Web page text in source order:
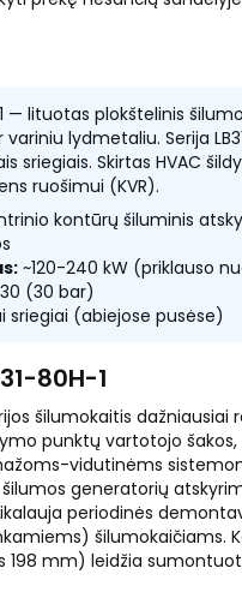
— lituotas plokštelinis
variniu lydmetaliu. Serija
sriegiais. Skirtas HVAC
ruošimui (KVR).
kontūrų šiluminis
~120-240 kW (priklauso
30 (30 bar)
sriegiai (abiejose pusėse)
80H-1
šilumokaitis dažniausiai
punktų vartotojo
vidutinėms
generatorių
periodinės
šilumokaičiams.
198 mm) leidžia